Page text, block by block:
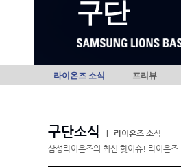
구단
라이온즈 소식 프리뷰
구단소식
라이온즈 소식
삼성라이온즈의 최신 핫이슈! 라이온즈